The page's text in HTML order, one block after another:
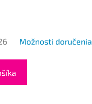
Možnosti doručenia